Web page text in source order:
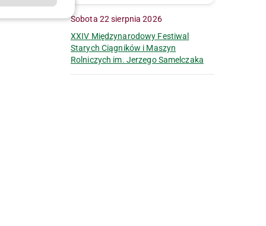
Sobota 22 sierpnia 2026
XXIV Międzynarodowy Festiwal
Starych Ciągników i Maszyn
Rolniczych im. Jerzego Samelczaka